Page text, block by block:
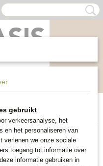
gebruikt
verkeersanalyse, het
en het personaliseren van
verlenen we onze sociale
toegang tot informatie over
informatie gebruiken in